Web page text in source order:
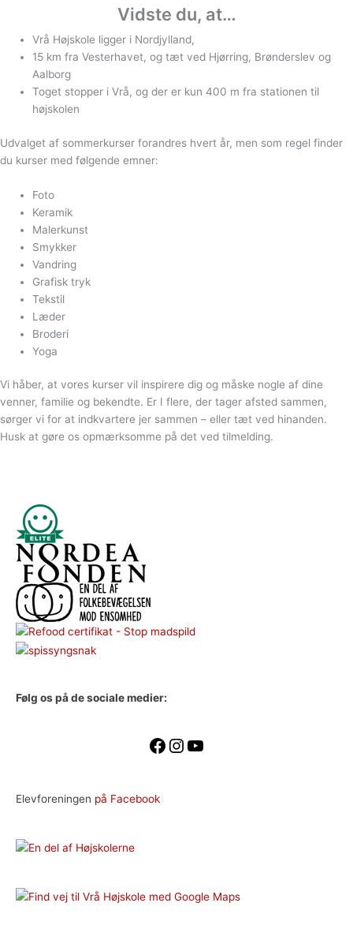
Vidste du, at…
Vrå Højskole ligger i Nordjylland,
15 km fra Vesterhavet, og tæt ved Hjørring, Brønderslev og
Aalborg
Toget stopper i Vrå, og der er kun 400 m fra stationen til
højskolen
Udvalget af sommerkurser forandres hvert år, men som regel finder
du kurser med følgende emner:
Foto
Keramik
Malerkunst
Smykker
Vandring
Grafisk tryk
Tekstil
Læder
Broderi
Yoga
Vi håber, at vores kurser vil inspirere dig og måske nogle af dine
venner, familie og bekendte. Er I flere, der tager afsted sammen,
sørger vi for at indkvartere jer sammen – eller tæt ved hinanden.
Husk at gøre os opmærksomme på det ved tilmelding.
Følg os på de sociale medier:
Elevforeningen på Facebook